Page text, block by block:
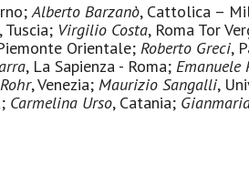
Alberto Barzanò, Cattolica –
, Tuscia; Virgilio Costa, Roma Tor
Orientale; Roberto Greci,
, La Sapienza - Roma; Emanuele
, Venezia; Maurizio Sangalli,
Carmelina Urso, Catania;